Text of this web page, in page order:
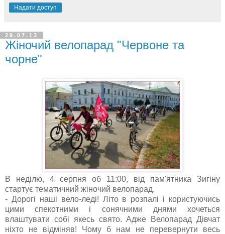
Надати доступ
29.07.13
Жіночий велопарад "Червоне та
чорне"
В неділю, 4 серпня об 11:00, від пам'ятника Зигіну
стартує тематичний жіночий велопарад.
- Дорогі наші вело-леді! Літо в розпалі і користуючись
цими спекотними і сонячними днями хочеться
влаштувати собі якесь свято. Адже Велопарад Дівчат
ніхто не відміняв! Чому б нам не перевернути весь